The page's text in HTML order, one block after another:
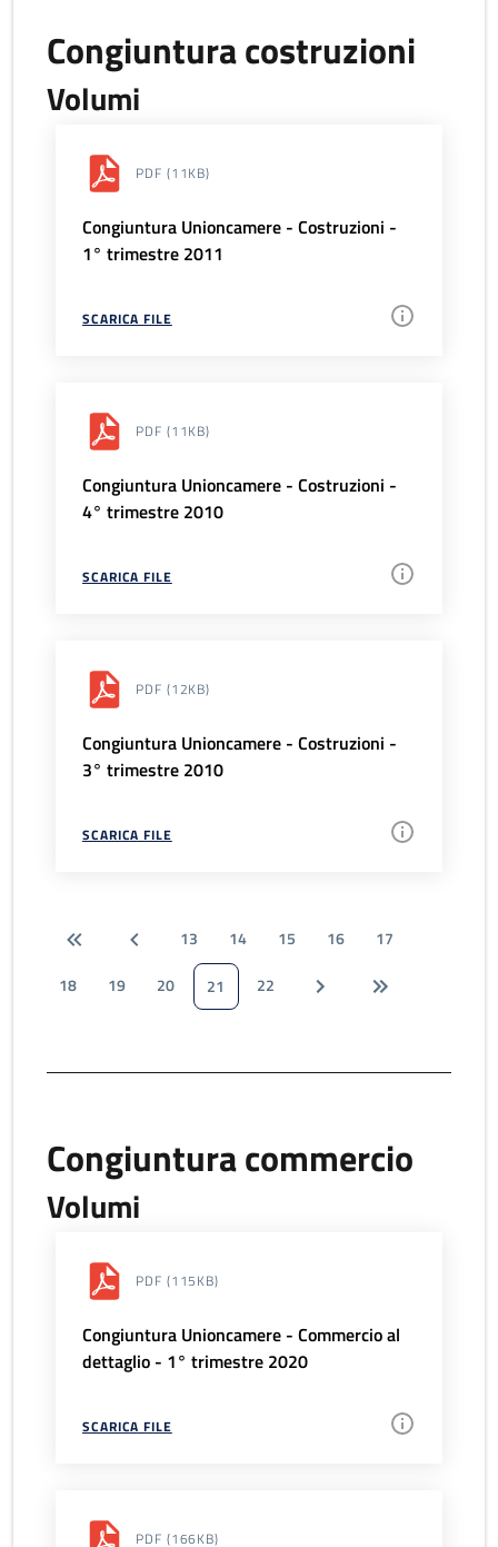
Congiuntura costruzioni
Volumi
PDF (11KB)
Congiuntura Unioncamere - Costruzioni -
1° trimestre 2011
SCARICA FILE
PDF (11KB)
Congiuntura Unioncamere - Costruzioni -
4° trimestre 2010
SCARICA FILE
PDF (12KB)
Congiuntura Unioncamere - Costruzioni -
3° trimestre 2010
SCARICA FILE
13 14 15 16
17
18
19 20 21 22
Congiuntura commercio
Volumi
PDF (115KB)
Congiuntura Unioncamere - Commercio al
dettaglio - 1° trimestre 2020
SCARICA FILE
PDF (166KB)